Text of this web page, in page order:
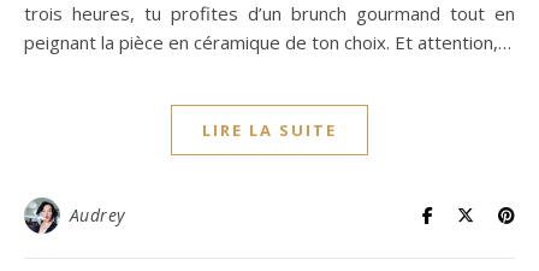
trois heures, tu profites d’un brunch gourmand tout en
peignant la pièce en céramique de ton choix. Et attention,…
LIRE LA SUITE
Audrey